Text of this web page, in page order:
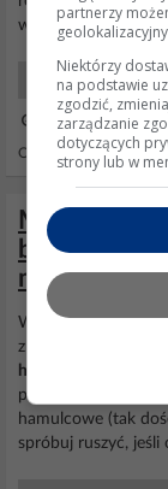
wkręconym inaczej
Samochody
31 Mar 2021 20:57
Odpowiedzi: 3
Mitsubischi
mimo
Wygląda to po
zrobić taki myk.
hamulec
, to
pełnego
hamulcowe (tak
spróbuj ruszyć, jeśli
partnerzy
Niektórzy
na podstawie
zgodzić,
zarządzanie
dotyczących
strony lub w